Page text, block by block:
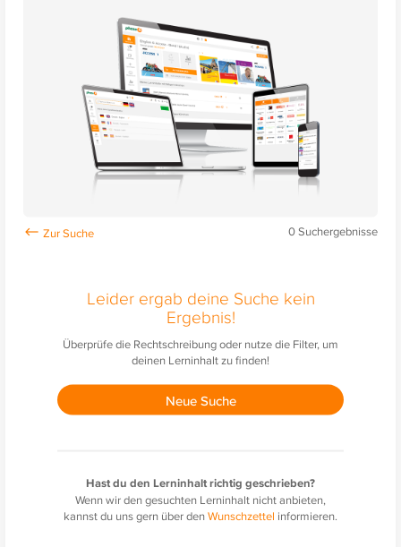
0Suchergebnisse
Leider ergab deine Suche kein
Ergebnis!
Überprüfe die Rechtschreibung oder nutze die Filter, um
deinen Lerninhalt zu finden!
Neue Suche
Hast du den Lerninhalt richtig geschrieben?
Wenn wir den gesuchten Lerninhalt nicht anbieten,
kannst du uns gern über denWunschzettel informieren.